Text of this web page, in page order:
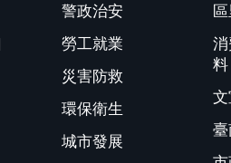
警政治安
勞工就業
災害防救
環保衛生
城市發展
料
臺